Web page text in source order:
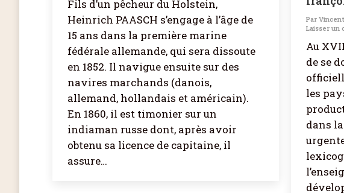
Fils d’un pêcheur du Holstein,
Heinrich PAASCH s’engage à l’âge de
15 ans dans la première marine
fédérale allemande, qui sera dissoute
en 1852. Il navigue ensuite sur des
navires marchands (danois,
allemand, hollandais et américain).
En 1860, il est timonier sur un
indiaman russe dont, après avoir
obtenu sa licence de capitaine, il
assure…
Par
Laisser un
Au
de se
les
dans